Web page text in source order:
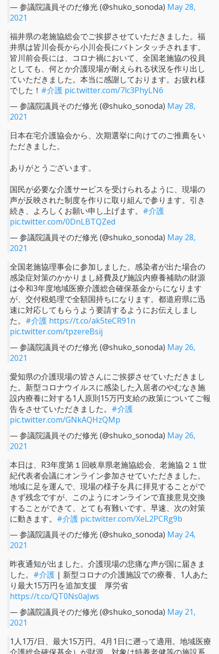
— 参議院議員そのだ修光 (@shuko_sonoda) May 28,
2021
福井県の老施協総会でご挨拶させていただきました。福
井県は皆川会長から小川会長にバトンタッチされます。
皆川前会長には、コロナ禍において、全国老施協の役員
としても、何とか介護現場が耐えられる状況を作り出し
ていただきました。本当に感謝しております。お疲れ様
でした！ #介護 pic.twitter.com/7lc3PhyLN6
— 参議院議員そのだ修光 (@shuko_sonoda) May 28,
2021
日本在宅介護協会から、次期選挙に向けてのご推薦をい
ただきました。
ありがとうございます。
国民が必要な介護サービスを受けられるように、現場の
声が反映された制度を作りに取り組んで参ります。引き
続き、よろしくお願い申し上げます。 #介護
pic.twitter.com/0DnLBTQZed
— 参議院議員そのだ修光 (@shuko_sonoda) May 28,
2021
全国老施協理事会に参加しました。感染者が出た場合の
感染症対策のかかりまし経費及び施設内療養補助の財源
は令和3年度地域医療介護総合確保基金からになります
が、交付税処理で全額国持ちになります。都道府県に迅
速に対応してもらうよう要請するようにお伝えしまし
た。 #介護 https://t.co/ak5teCR91n
pic.twitter.com/tpzereBsij
— 参議院議員そのだ修光 (@shuko_sonoda) May 26,
2021
愛知県の介護現場の皆さんにご挨拶させていただきまし
た。新型コロナウイルスに感染した入居者のやむなき施
設内療養に対する1人原則15万円支給の政策についてご報
告をさせていただきました。 #介護
pic.twitter.com/GNkAQHzQMp
— 参議院議員そのだ修光 (@shuko_sonoda) May 26,
2021
本日は、R3年度第１回岐阜県老施協総会、老施協２１世
紀代表者会議にオンライン参加させていただきました。
地域に足を運んで、現場の様子を具に拝見することがで
きず残念ですが、このようにオンラインで直接意見交換
することができて、とても有難いです。早速、次の対策
に動きます。 #介護 pic.twitter.com/XeL2PCRg9b
— 参議院議員そのだ修光 (@shuko_sonoda) May 24,
2021
昨夜通知が出ました。介護現場の悲痛な声が国に届きま
した。 #介護 | 新型コロナの介護施設での療養、1人あた
り最大15万円を追加支援 厚労省
https://t.co/QT0Ns0aJws
— 参議院議員そのだ修光 (@shuko_sonoda) May 21,
2021
1人1万/日、最大15万円。4月1日に遡って適用。地域医療